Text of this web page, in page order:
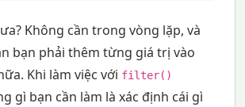
Không cần trong vòng lặp, và
bạn phải thêm từng giá trị vào
Khi làm việc với filter()
gì bạn cần làm là xác định cái gì